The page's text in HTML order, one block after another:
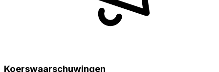
Koerswaarschuwingen